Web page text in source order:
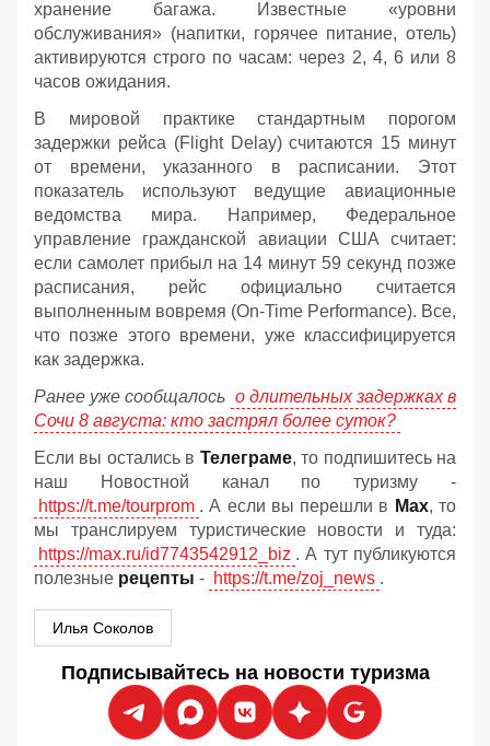
хранение багажа. Известные «уровни
обслуживания» (напитки, горячее питание, отель)
активируются строго по часам: через 2, 4, 6 или 8
часов ожидания.
В мировой практике стандартным порогом
задержки рейса (Flight Delay) считаются 15 минут
от времени, указанного в расписании. Этот
показатель используют ведущие авиационные
ведомства мира. Например, Федеральное
управление гражданской авиации США считает:
если самолет прибыл на 14 минут 59 секунд позже
расписания, рейс официально считается
выполненным вовремя (On-Time Performance). Все,
что позже этого времени, уже классифицируется
как задержка.
Ранее уже сообщалось о длительных задержках в
Сочи 8 августа: кто застрял более суток?
Если вы остались в Телеграме, то подпишитесь на
наш Новостной канал по туризму -
https://t.me/tourprom . А если вы перешли в Мах, то
мы транслируем туристические новости и туда:
https://max.ru/id7743542912_biz . А тут публикуются
полезные рецепты - https://t.me/zoj_news .
Илья Соколов
Подписывайтесь на новости туризма